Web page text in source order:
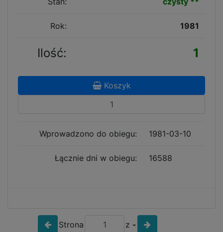
Rok: 1981
Ilość: 1
Koszyk
Wprowadzono do obiegu: 1981-03-10
Łącznie dni w obiegu: 16588
Strona z -